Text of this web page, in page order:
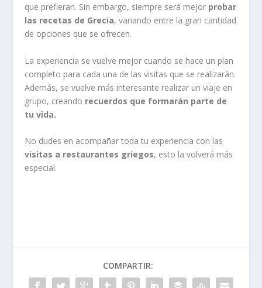
que prefieran. Sin embargo, siempre será mejor probar
las recetas de Grecia, variando entre la gran cantidad
de opciones que se ofrecen.
La experiencia se vuelve mejor cuando se hace un plan
completo para cada una de las visitas que se realizarán.
Además, se vuelve más interesante realizar un viaje en
grupo, creando recuerdos que formarán parte de
tu vida.
No dudes en acompañar toda tu experiencia con las
visitas a restaurantes griegos, esto la volverá más
especial.
COMPARTIR: